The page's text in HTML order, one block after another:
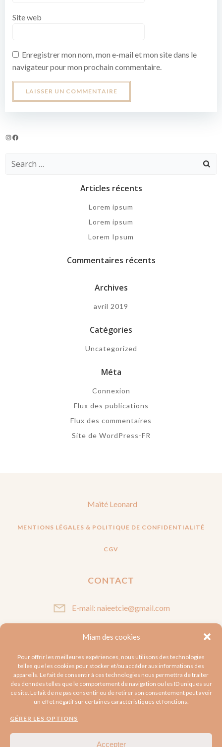
Miam des cookies
Pour offrir les meilleures expériences, nous utilisons des technologies
telles que les cookies pour stocker et/ou accéder aux informations des
appareils. Le fait de consentir à ces technologies nous permettra de traiter
des données telles que le comportement de navigation ou les ID uniques sur
ce site. Le fait de ne pas consentir ou de retirer son consentement peut avoir
un effet négatif sur certaines caractéristiques et fonctions.
GÉRER LES OPTIONS
Accepter
Site web
Enregistrer mon nom, mon e-mail et mon site dans le
navigateur pour mon prochain commentaire.
Instagram
Facebook
Search
Articles récents
Lorem ipsum
Lorem ipsum
Lorem Ipsum
Commentaires récents
Archives
avril 2019
Catégories
Uncategorized
Méta
Connexion
Flux des publications
Flux des commentaires
Site de WordPress-FR
Maïté Leonard
MENTIONS LÉGALES & POLITIQUE DE CONFIDENTIALITÉ
CGV
CONTACT
E-mail: naieetcie@gmail.com